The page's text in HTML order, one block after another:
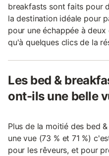
breakfasts sont faits pour
la destination idéale pour
pour une échappée à
qu'à quelques clics de la
Les bed &
ont-ils une belle
Plus de la moitié des bed
une vue (73 % et 71 %)
pour les rêveurs, et pour